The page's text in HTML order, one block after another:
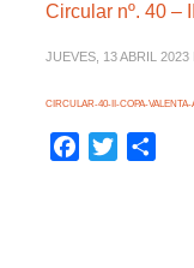
Circular nº. 40 –
JUEVES, 13 ABRIL 2023
CIRCULAR-40-II-COPA-
Facebook
Twitter